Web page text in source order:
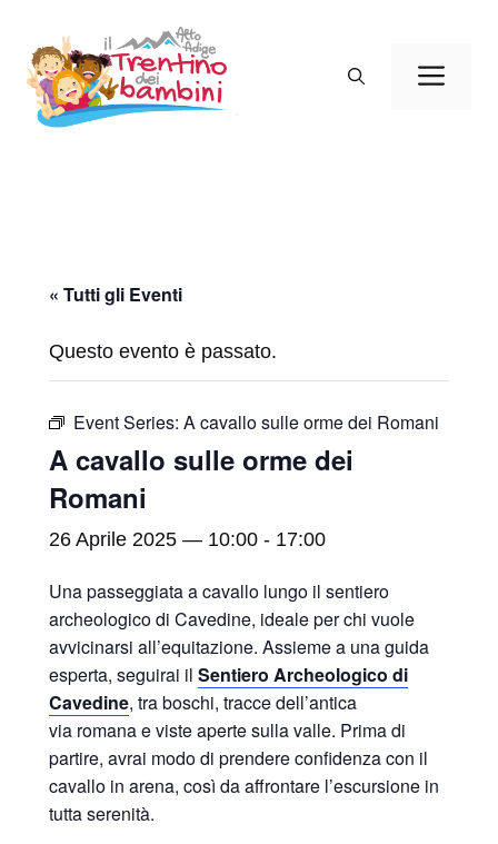
contenuto
« Tutti gli Eventi
Questo evento è passato.
Event Series: A cavallo sulle orme dei Romani
A cavallo sulle orme dei
Romani
26 Aprile 2025 — 10:00 - 17:00
Una passeggiata a cavallo lungo il sentiero
archeologico di Cavedine, ideale per chi vuole
avvicinarsi all’equitazione. Assieme a una guida
esperta, seguirai il Sentiero Archeologico di
Cavedine, tra boschi, tracce dell’antica
via romana e viste aperte sulla valle. Prima di
partire, avrai modo di prendere confidenza con il
cavallo in arena, così da affrontare l’escursione in
tutta serenità.